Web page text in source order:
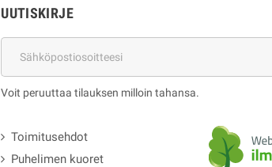
UUTISKIRJE
Voit peruuttaa tilauksen milloin tahansa.
Toimitusehdot
Puhelimen kuoret